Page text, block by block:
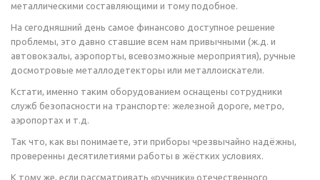
металлическими составляющими и тому подобное.
На сегодняшний день самое финансово доступное решение
проблемы, это давно ставшие всем нам привычными (ж.д. и
автовокзалы, аэропорты, всевозможные мероприятия), ручные
досмотровые металлодетекторы или металлоискатели.
Кстати, именно таким оборудованием оснащены сотрудники
служб безопасности на транспорте: железной дороге, метро,
аэропортах и т.д.
Так что, как вы понимаете, эти приборы чрезвычайно надёжны,
проверенны десятилетиями работы в жёстких условиях.
К тому же, если рассматривать «ручники» отечественного